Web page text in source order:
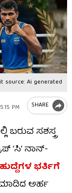
source: Ai generated
PM SHARE
ಸಶಸ್ತ್ರ
‘ಸಿ’ ನಾನ್-
ಹುದ್ದೆಗಳ ಭರ್ತಿಗೆ
ಮಾಡಿದ ಅರ್ಹ